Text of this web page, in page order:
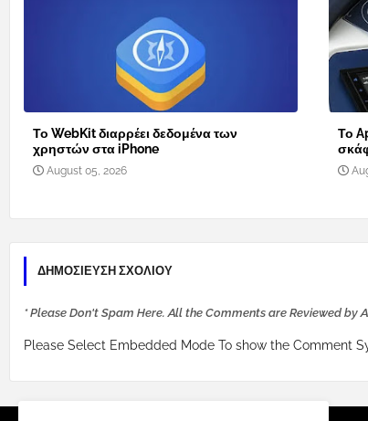
Το WebKit διαρρέει δεδομένα των
χρηστών στα iPhone
August 05, 2026
Το
ΔΗΜΟΣΊΕΥΣΗ ΣΧΟΛΊΟΥ
* Please Don't Spam Here. All the Comments are Reviewed by
Please Select Embedded Mode To show the Comment